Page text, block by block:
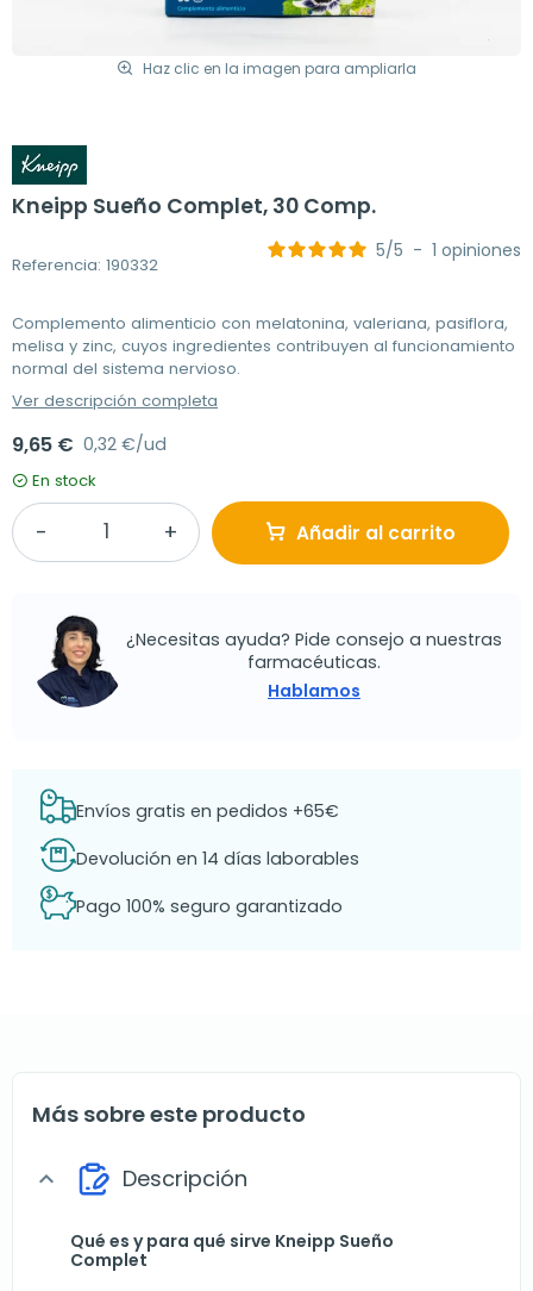
Haz clic en la imagen para ampliarla
Kneipp Sueño Complet, 30 Comp.
Referencia: 190332
5/5 - 1 opiniones
Complemento alimenticio con melatonina, valeriana, pasiflora,
melisa y zinc, cuyos ingredientes contribuyen al funcionamiento
normal del sistema nervioso.
Ver descripción completa
9,65 € 0,32 €/ud
En stock
Añadir al carrito
¿Necesitas ayuda? Pide consejo a nuestras
farmacéuticas.
Hablamos
Envíos gratis en pedidos +65€
Devolución en 14 días laborables
Pago 100% seguro garantizado
Más sobre este producto
expand_more Descripción
Qué es y para qué sirve Kneipp Sueño
Complet